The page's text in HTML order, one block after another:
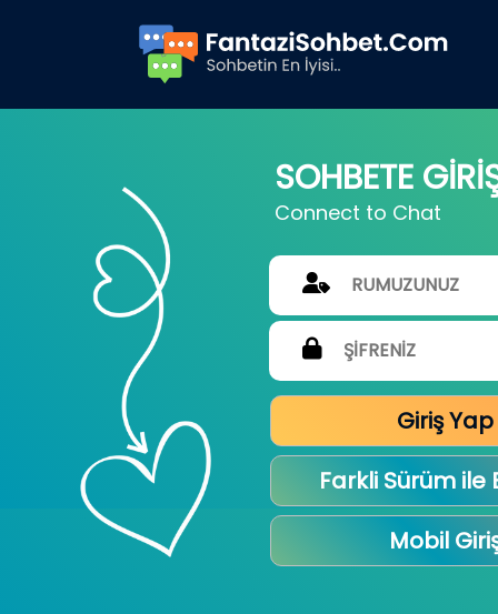
SOHBETE
Connect to Chat
Giriş Yap
Farkli Sürüm ile
Mobil